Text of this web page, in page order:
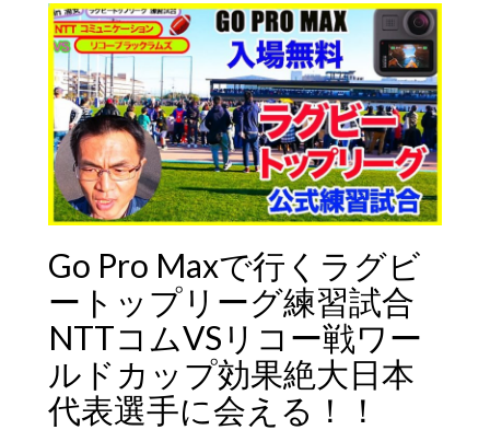
Go Pro Maxで行くラグビ
ートップリーグ練習試合
NTTコムVSリコー戦ワー
ルドカップ効果絶大日本
代表選手に会える！！